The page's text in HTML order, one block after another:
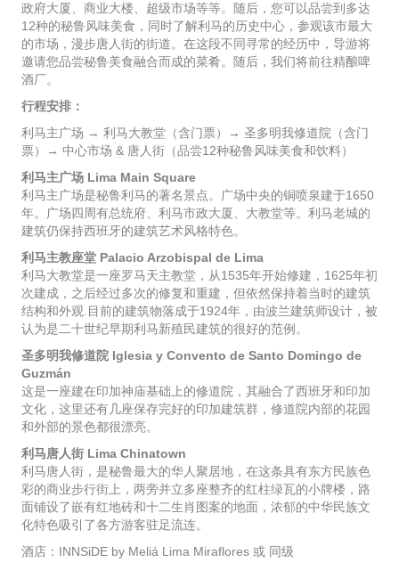
政府大厦、商业大楼、超级市场等等。随后，您可以品尝到多达
12种的秘鲁风味美食，同时了解利马的历史中心，参观该市最大
的市场，漫步唐人街的街道。在这段不同寻常的经历中，导游将
邀请您品尝秘鲁美食融合而成的菜肴。随后，我们将前往精酿啤
酒厂。
行程安排：
利马主广场 → 利马大教堂（含门票）→ 圣多明我修道院（含门
票）→ 中心市场 & 唐人街（品尝12种秘鲁风味美食和饮料）
利马主广场 Lima Main Square
利马主广场是秘鲁利马的著名景点。广场中央的铜喷泉建于1650
年。广场四周有总统府、利马市政大厦、大教堂等。利马老城的
建筑仍保持西班牙的建筑艺术风格特色。
利马主教座堂 Palacio Arzobispal de Lima
利马大教堂是一座罗马天主教堂，从1535年开始修建，1625年初
次建成，之后经过多次的修复和重建，但依然保持着当时的建筑
结构和外观.目前的建筑物落成于1924年，由波兰建筑师设计，被
认为是二十世纪早期利马新殖民建筑的很好的范例。
圣多明我修道院 Iglesia y Convento de Santo Domingo de
Guzmán
这是一座建在印加神庙基础上的修道院，其融合了西班牙和印加
文化，这里还有几座保存完好的印加建筑群，修道院内部的花园
和外部的景色都很漂亮。
利马唐人街 Lima Chinatown
利马唐人街，是秘鲁最大的华人聚居地，在这条具有东方民族色
彩的商业步行街上，两旁并立多座整齐的红柱绿瓦的小牌楼，路
面铺设了嵌有红地砖和十二生肖图案的地面，浓郁的中华民族文
化特色吸引了各方游客驻足流连。
酒店：INNSiDE by Meliá Lima Miraflores 或 同级